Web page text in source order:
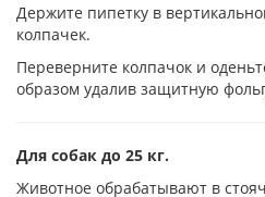
Держите пипетку в
колпачек.
Переверните колпачок и
образом удалив защитную
Для собак до 25 кг.
Животное обрабатывают в